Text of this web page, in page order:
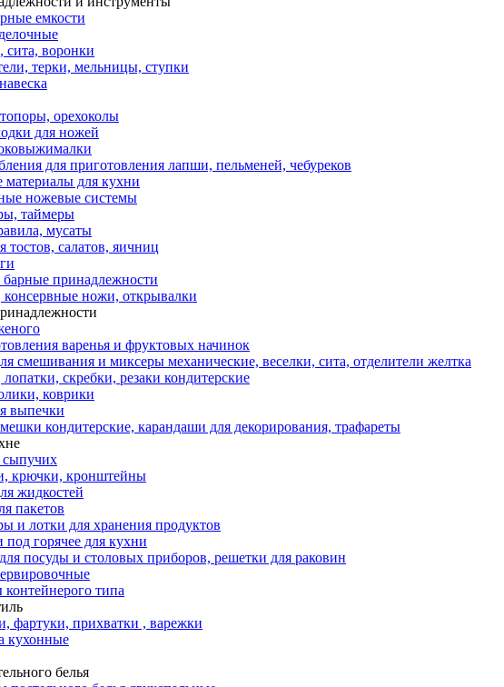
емкости
сита, воронки
терки, мельницы, ступки
орехоколы
для ножей
для приготовления лапши, пельменей, чебуреков
материалы для кухни
ножевые системы
таймеры
мусаты
салатов, яичниц
принадлежности
ножи, открывалки
варенья и фруктовых начинок
смешивания и миксеры механические, веселки, сита, отделители желтка
скребки, резаки кондитерские
коврики
выпечки
кондитерские, карандаши для декорирования, трафареты
сыпучих
крючки, кронштейны
жидкостей
пакетов
и лотки для хранения продуктов
под горячее для кухни
посуды и столовых приборов, решетки для раковин
типа
фартуки, прихватки , варежки
кухонные
белья